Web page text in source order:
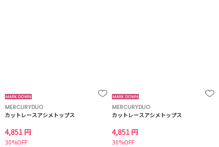
MERCURYDUO
カットレースアシメトップス
4,851 円
30%OFF
MERCURYDUO
カットレースアシメトップス
4,851 円
30%OFF